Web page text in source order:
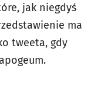
jak niegdyś
ma
tweeta, gdy